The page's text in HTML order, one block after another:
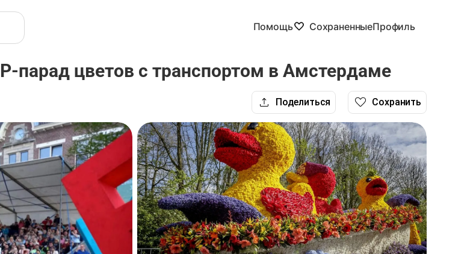
Помощь СохраненныеПрофиль
парад цветов с транспортом в Амстердаме
Поделиться Сохранить